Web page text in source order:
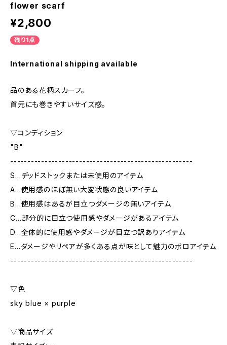
flower scarf
¥2,800
残り1点
International shipping available
品のある花柄スカーフ。
首元にも巻きやすいサイズ感。
▽コンディション
"B"
-----------------------------------------------------
S…デッドストックまたは未使用のアイテム
A…使用感のほぼ無い大変状態の良いアイテム
B…使用感はあるが目立つダメージの無いアイテム
C…部分的に目立つ使用感やダメージがあるアイテム
D…全体的に使用感やダメージが目立つ訳ありアイテム
E…ダメージやリペアが多くある点が味として魅力のボロアイテム
-----------------------------------------------------
▽色
sky blue × purple
▽商品サイズ